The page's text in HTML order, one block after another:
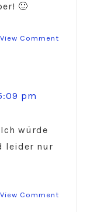
🙂
View Comment
pm
würde
leider nur
View Comment